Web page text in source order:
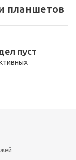
планшетов
пуст